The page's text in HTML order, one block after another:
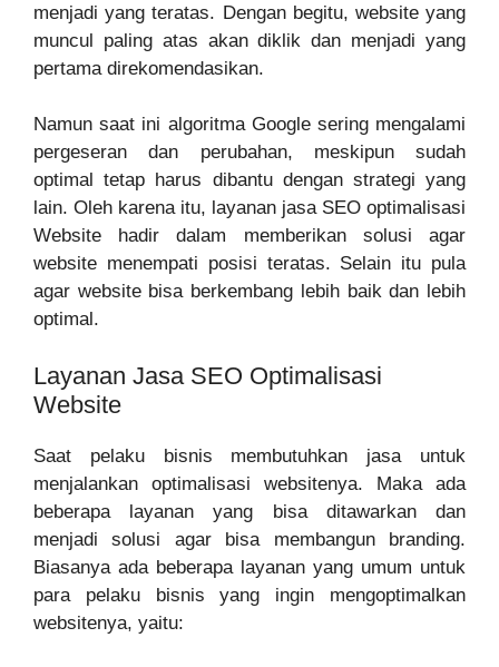
menjadi yang teratas. Dengan begitu, website yang
muncul paling atas akan diklik dan menjadi yang
pertama direkomendasikan.
Namun saat ini algoritma Google sering mengalami
pergeseran dan perubahan, meskipun sudah
optimal tetap harus dibantu dengan strategi yang
lain. Oleh karena itu, layanan jasa SEO optimalisasi
Website hadir dalam memberikan solusi agar
website menempati posisi teratas. Selain itu pula
agar website bisa berkembang lebih baik dan lebih
optimal.
Layanan Jasa SEO Optimalisasi
Website
Saat pelaku bisnis membutuhkan jasa untuk
menjalankan optimalisasi websitenya. Maka ada
beberapa layanan yang bisa ditawarkan dan
menjadi solusi agar bisa membangun branding.
Biasanya ada beberapa layanan yang umum untuk
para pelaku bisnis yang ingin mengoptimalkan
websitenya, yaitu: